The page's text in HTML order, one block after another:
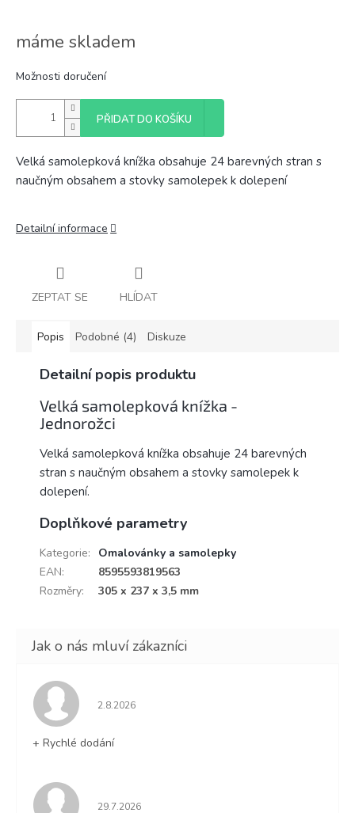
máme skladem
Možnosti doručení
PŘIDAT DO KOŠÍKU
Velká samolepková knížka obsahuje 24 barevných stran s
naučným obsahem a stovky samolepek k dolepení
Detailní informace
ZEPTAT SE HLÍDAT
Popis Podobné (4) Diskuze
Detailní popis produktu
Velká samolepková knížka -
Jednorožci
Velká samolepková knížka obsahuje 24 barevných
stran s naučným obsahem a stovky samolepek k
dolepení.
Doplňkové parametry
Kategorie:
Omalovánky a samolepky
EAN:
8595593819563
Rozměry: 305 x 237 x 3,5 mm
Hodnocení obchodu je 5 z 5 hvězdiček.
2.8.2026
+ Rychlé dodání
Hodnocení obchodu je 5 z 5 hvězdiček.
29.7.2026